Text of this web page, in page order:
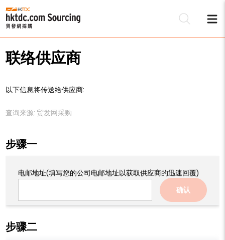
联络供应商
以下信息将传送给供应商:
查询来源: 贸发网采购
步骤一
电邮地址(填写您的公司电邮地址以获取供应商的迅速回覆)
确认
步骤二